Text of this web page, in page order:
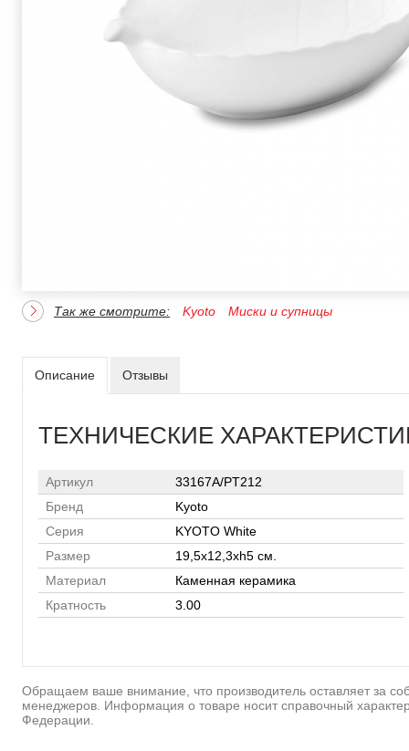
Так же смотрите: Kyoto Миски и супницы
Описание Отзывы
ТЕХНИЧЕСКИЕ
Артикул
33167A/PT212
Бренд
Kyoto
Серия
KYOTO White
Размер
19,5х12,3хh5 см.
Материал
Каменная керамика
Кратность
3.00
Обращаем ваше внимание, что производитель оставляет за
менеджеров. Информация о товаре носит справочный
Федерации.